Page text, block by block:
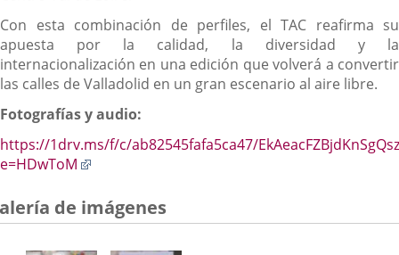
Con esta combinación de perfiles, el TAC reafirma su
apuesta por la calidad, la diversidad y la
internacionalización en una edición que volverá a convertir
las calles de Valladolid en un gran escenario al aire libre.
Fotografías y audio:
https://1drv.ms/f/c/ab82545fafa5ca47/
e=HDwToM
una
aplicación
de imágenes